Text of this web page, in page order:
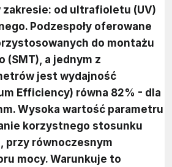
zakresie: od ultrafioletu (UV)
Podzespoły oferowane
do montażu
(SMT), a jednym z
jest wydajność
Efficiency) równa 82% - dla
Wysoka wartość parametru
korzystnego stosunku
przy równoczesnym
mocy. Warunkuje to